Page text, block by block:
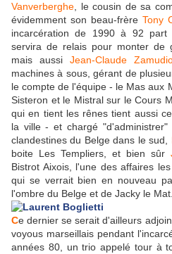
Vanverberghe , le cousin de sa
évidemment son beau-frère Tony
incarcération de 1990 à 92
servira de relais pour monter de
mais aussiJean-Claude
machines à sous, gérant de
le compte de l'équipe - le Mas aux
Sisteron et le Mistral sur le Cours
qui en tient les rênes tient aussi
la ville - et chargé
clandestines du Belge dans le sud,
boite Les Templiers, et bien sûr
Bistrot Aixois, l'une des affaires
qui se verrait bien en nouveau
l'ombre du Belge et de Jacky le Mat.
Ce dernier se serait d'ailleurs
voyous marseillais pendant
années 80, un trio appelé tour à